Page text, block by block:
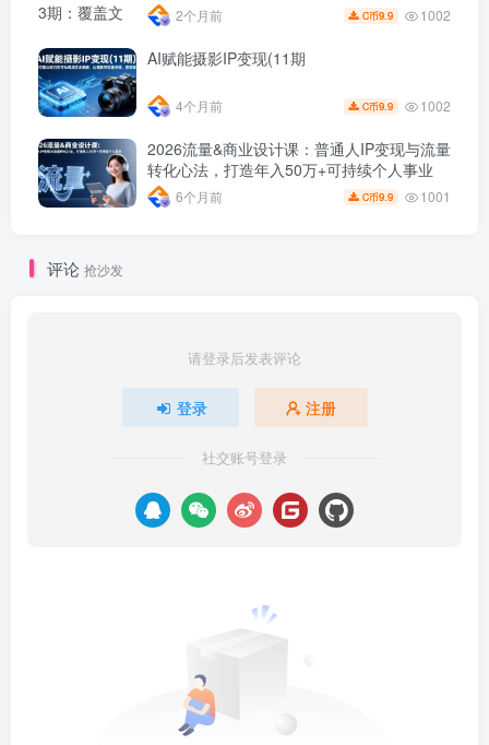
2个月前 C币9.9 1002
AI赋能摄影IP变现(11期
4个月前 C币9.9 1002
2026流量&商业设计课：普通人IP变现与流量
转化心法，打造年入50万+可持续个人事业
6个月前 C币9.9 1001
评论 抢沙发
请登录后发表评论
登录 注册
社交账号登录